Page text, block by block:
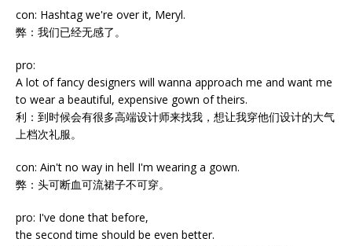
con: Hashtag we're over it, Meryl.
弊：我们已经无感了。
pro:
A lot of fancy designers will wanna approach me and want me
to wear a beautiful, expensive gown of theirs.
利：到时候会有很多高端设计师来找我，想让我穿他们设计的大气
上档次礼服。
con: Ain't no way in hell I'm wearing a gown.
弊：头可断血可流裙子不可穿。
pro: I've done that before,
the second time should be even better.